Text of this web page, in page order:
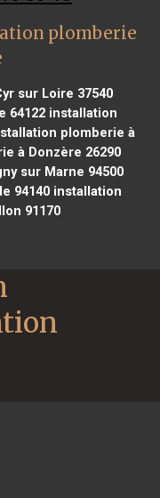
plomberie
sur Loire 37540
64122installation
plomberie à
à Donzère 26290
sur Marne 94500
94140installation
91170